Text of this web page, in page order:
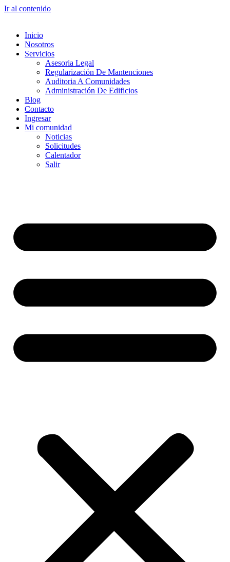
Ir al contenido
Inicio
Nosotros
Servicios
Asesoria Legal
Regularización De Mantenciones
Auditoria A Comunidades
Administración De Edificios
Blog
Contacto
Ingresar
Mi comunidad
Noticias
Solicitudes
Calentador
Salir